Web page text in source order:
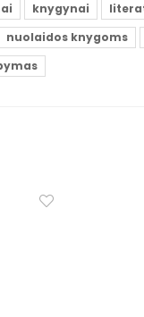
knygynai
nuolaidos knygoms